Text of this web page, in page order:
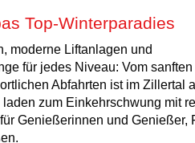
Top-Winterparadies
moderne Liftanlagen und
für jedes Niveau: Vom sanften
Abfahrten ist im Zillertal
zum Einkehrschwung mit
Genießerinnen und Genießer,